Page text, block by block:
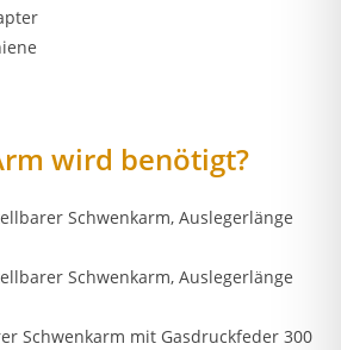
wird benötigt?
Schwenkarm, Auslegerlänge
Schwenkarm, Auslegerlänge
Schwenkarm mit Gasdruckfeder 300